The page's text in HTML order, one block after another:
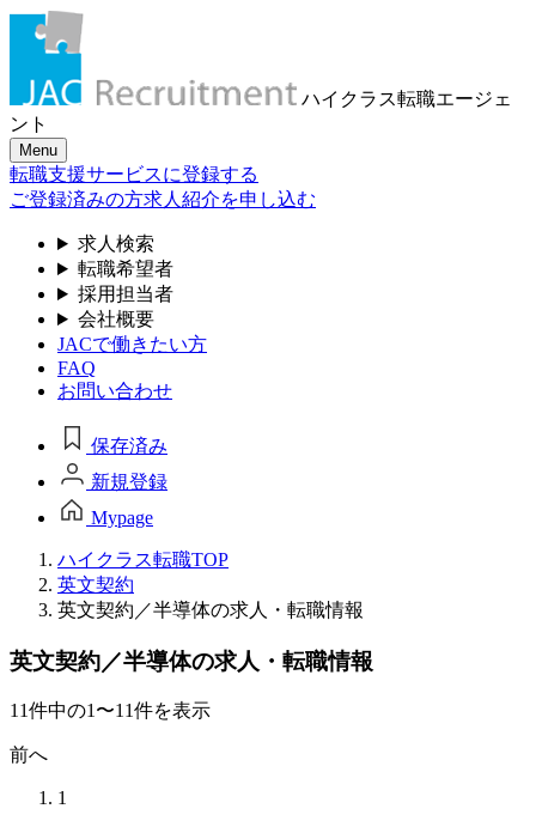
ハイクラス転職エージェ
ント
Menu
転職支援サービスに登録する
ご登録済みの方求人紹介を申し込む
求人検索
転職希望者
採用担当者
会社概要
JACで働きたい方
FAQ
お問い合わせ
保存済み
新規登録
Mypage
ハイクラス転職TOP
英文契約
英文契約／半導体の求人・転職情報
英文契約／半導体の求人・転職情報
11件中の1〜11件を表示
前へ
1